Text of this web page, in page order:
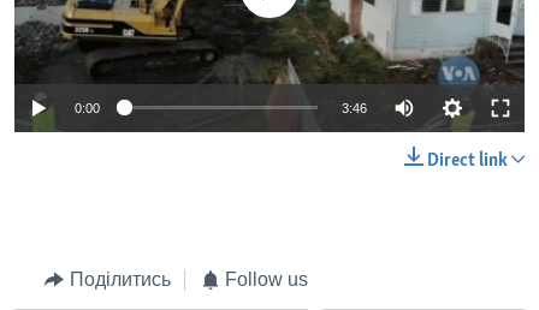
0:00 3:46
Direct link
Поділитись Follow us